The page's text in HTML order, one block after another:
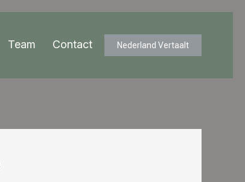
Team Contact Nederland Vertaalt